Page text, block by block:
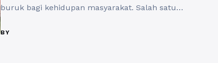
buruk bagi kehidupan masyarakat. Salah satu
serius akibat banjir dan longsor adalah Maluku
BY